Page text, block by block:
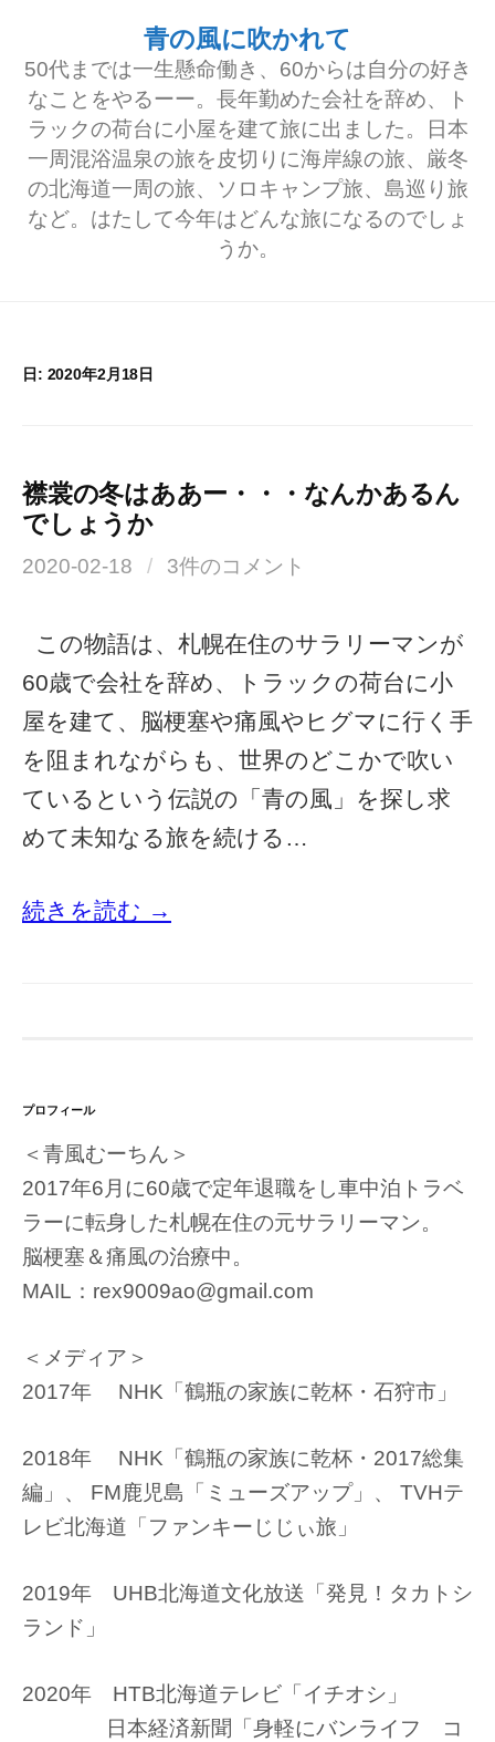
青の風に吹かれて
50代までは一生懸命働き、60からは自分の好き
なことをやるーー。長年勤めた会社を辞め、ト
ラックの荷台に小屋を建て旅に出ました。日本
一周混浴温泉の旅を皮切りに海岸線の旅、厳冬
の北海道一周の旅、ソロキャンプ旅、島巡り旅
など。はたして今年はどんな旅になるのでしょ
うか。
日: 2020年2月18日
襟裳の冬はああー・・・なんかあるん
でしょうか
2020-02-18 / 3件のコメント
この物語は、札幌在住のサラリーマンが
60歳で会社を辞め、トラックの荷台に小
屋を建て、脳梗塞や痛風やヒグマに行く手
を阻まれながらも、世界のどこかで吹い
ているという伝説の「青の風」を探し求
めて未知なる旅を続ける…
続きを読む →
プロフィール
＜青風むーちん＞
2017年6月に60歳で定年退職をし車中泊トラベ
ラーに転身した札幌在住の元サラリーマン。
脳梗塞＆痛風の治療中。
MAIL：rex9009ao@gmail.com
＜メディア＞
2017年 NHK「鶴瓶の家族に乾杯・石狩市」
2018年 NHK「鶴瓶の家族に乾杯・2017総集
編」、 FM鹿児島「ミューズアップ」、 TVHテ
レビ北海道「ファンキーじじぃ旅」
2019年 UHB北海道文化放送「発見！タカトシ
ランド」
2020年 HTB北海道テレビ「イチオシ」
日本経済新聞「身軽にバンライフ コ